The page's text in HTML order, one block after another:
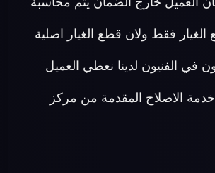
فقط ولان قطع الغيار اصلية
في الفنيون لدينا نعطي العميل
الاصلاح المقدمة من مركز